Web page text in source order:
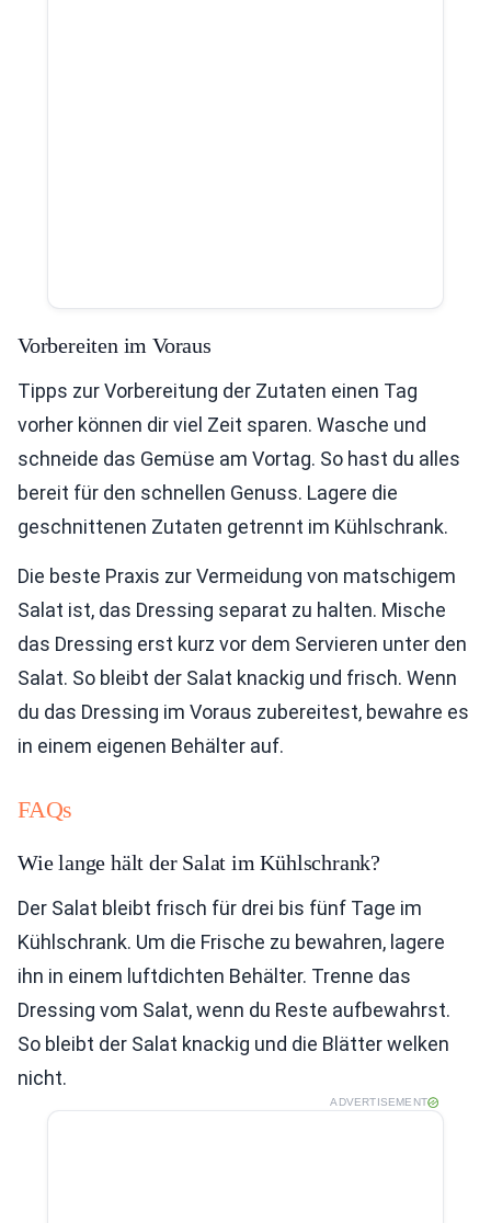
Vorbereiten im Voraus
Tipps zur Vorbereitung der Zutaten einen Tag
vorher können dir viel Zeit sparen. Wasche und
schneide das Gemüse am Vortag. So hast du alles
bereit für den schnellen Genuss. Lagere die
geschnittenen Zutaten getrennt im Kühlschrank.
Die beste Praxis zur Vermeidung von matschigem
Salat ist, das Dressing separat zu halten. Mische
das Dressing erst kurz vor dem Servieren unter den
Salat. So bleibt der Salat knackig und frisch. Wenn
du das Dressing im Voraus zubereitest, bewahre es
in einem eigenen Behälter auf.
FAQs
Wie lange hält der Salat im Kühlschrank?
Der Salat bleibt frisch für drei bis fünf Tage im
Kühlschrank. Um die Frische zu bewahren, lagere
ihn in einem luftdichten Behälter. Trenne das
Dressing vom Salat, wenn du Reste aufbewahrst.
So bleibt der Salat knackig und die Blätter welken
nicht.
ADVERTISEMENT